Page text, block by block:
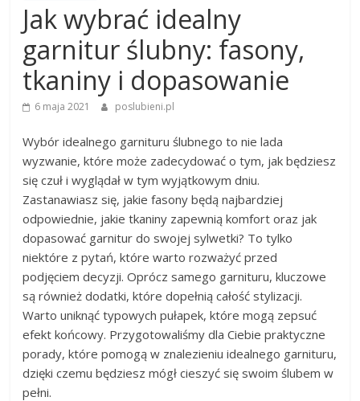
Jak wybrać idealny
garnitur ślubny: fasony,
tkaniny i dopasowanie
6 maja 2021 poslubieni.pl
Wybór idealnego garnituru ślubnego to nie lada
wyzwanie, które może zadecydować o tym, jak będziesz
się czuł i wyglądał w tym wyjątkowym dniu.
Zastanawiasz się, jakie fasony będą najbardziej
odpowiednie, jakie tkaniny zapewnią komfort oraz jak
dopasować garnitur do swojej sylwetki? To tylko
niektóre z pytań, które warto rozważyć przed
podjęciem decyzji. Oprócz samego garnituru, kluczowe
są również dodatki, które dopełnią całość stylizacji.
Warto uniknąć typowych pułapek, które mogą zepsuć
efekt końcowy. Przygotowaliśmy dla Ciebie praktyczne
porady, które pomogą w znalezieniu idealnego garnituru,
dzięki czemu będziesz mógł cieszyć się swoim ślubem w
pełni.